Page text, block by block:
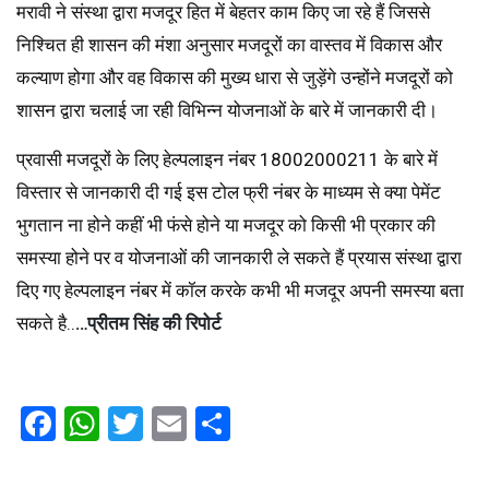
मरावी ने संस्था द्वारा मजदूर हित में बेहतर काम किए जा रहे हैं जिससे
निश्चित ही शासन की मंशा अनुसार मजदूरों का वास्तव में विकास और
कल्याण होगा और वह विकास की मुख्य धारा से जुड़ेंगे उन्होंने मजदूरों को
शासन द्वारा चलाई जा रही विभिन्न योजनाओं के बारे में जानकारी दी।
प्रवासी मजदूरों के लिए हेल्पलाइन नंबर 18002000211 के बारे में
विस्तार से जानकारी दी गई इस टोल फ्री नंबर के माध्यम से क्या पेमेंट
भुगतान ना होने कहीं भी फंसे होने या मजदूर को किसी भी प्रकार की
समस्या होने पर व योजनाओं की जानकारी ले सकते हैं प्रयास संस्था द्वारा
दिए गए हेल्पलाइन नंबर में कॉल करके कभी भी मजदूर अपनी समस्या बता
सकते है..…प्रीतम सिंह की रिपोर्ट
Facebook
WhatsApp
Twitter
Email